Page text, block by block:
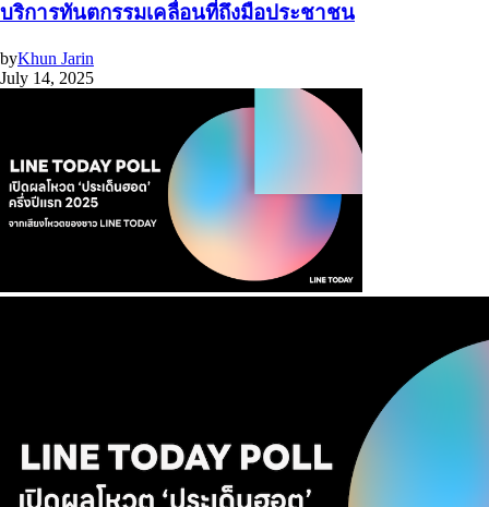
บริการทันตกรรมเคลื่อนที่ถึงมือประชาชน
byKhun Jarin
July 14, 2025